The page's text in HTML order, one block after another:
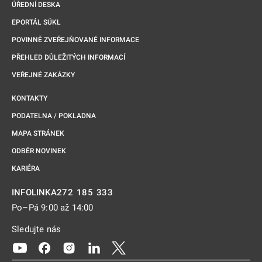
ÚŘEDNÍ DESKA
EPORTÁL SÚKL
POVINNĚ ZVEŘEJŇOVANÉ INFORMACE
PŘEHLED DŮLEŽITÝCH INFORMACÍ
VEŘEJNÉ ZAKÁZKY
KONTAKTY
PODATELNA / POKLADNA
MAPA STRÁNEK
ODBĚR NOVINEK
KARIÉRA
INFOLINKA272 185 333
Po–Pá 9:00 až 14:00
Sledujte nás
Odkaz se otevře na nové kartě
Odkaz se otevře na nové kartě
Odkaz se otevře na nové kartě
Odkaz se otevře na nové kartě